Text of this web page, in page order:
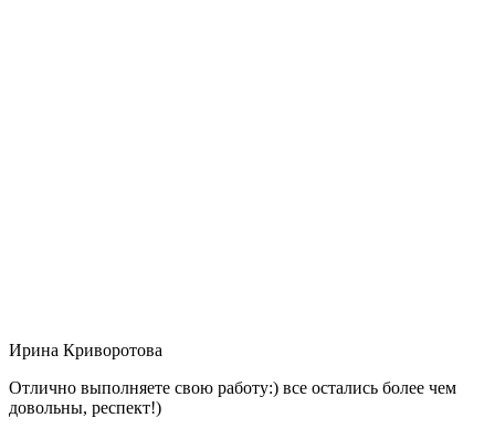
Ирина Криворотова
Отлично выполняете свою работу:) все остались более чем
довольны, респект!)